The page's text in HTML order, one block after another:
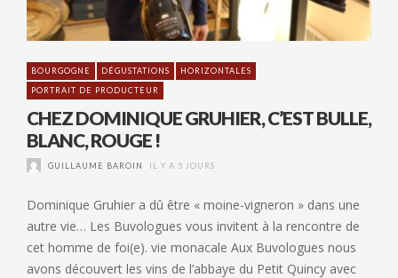
BOURGOGNE DÉGUSTATIONS
HORIZONTALES
PORTRAIT DE PRODUCTEUR
CHEZ DOMINIQUE GRUHIER, C’EST BULLE,
BLANC, ROUGE !
GUILLAUME BAROIN IL Y A 5 JOURS
Dominique Gruhier a dû être « moine-vigneron » dans une
autre vie… Les Buvologues vous invitent à la rencontre de
cet homme de foi(e). vie monacale Aux Buvologues nous
avons découvert les vins de l’abbaye du Petit Quincy avec